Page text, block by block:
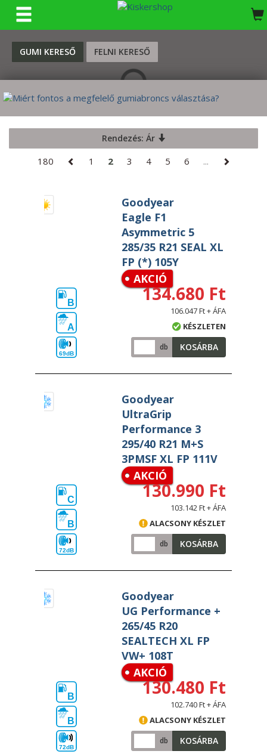
GUMI KERESŐ FELNI KERESŐ
Rendezés: Ár
180 1 2 3 4 5 6 ...
Goodyear
Eagle F1
Asymmetric 5
285/35 R21 SEAL XL
FP (*) 105Y
AKCIÓ
B
A
69dB
134.680 Ft
106.047 Ft + ÁFA
KÉSZLETEN
db KOSÁRBA
Goodyear
UltraGrip
Performance 3
295/40 R21 M+S
3PMSF XL FP 111V
AKCIÓ
C
B
72dB
130.990 Ft
103.142 Ft + ÁFA
ALACSONY KÉSZLET
db KOSÁRBA
Goodyear
UG Performance +
265/45 R20
SEALTECH XL FP
VW+ 108T
AKCIÓ
B
B
72dB
130.480 Ft
102.740 Ft + ÁFA
ALACSONY KÉSZLET
db KOSÁRBA